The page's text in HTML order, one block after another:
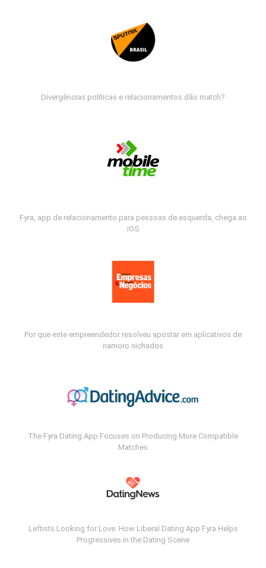
Divergências políticas e relacionamentos dão match?
Fyra, app de relacionamento para pessoas de esquerda, chega ao
iOS
Por que este empreendedor resolveu apostar em aplicativos de
namoro nichados
The Fyra Dating App Focuses on Producing More Compatible
Matches
Leftists Looking for Love: How Liberal Dating App Fyra Helps
Progressives in the Dating Scene